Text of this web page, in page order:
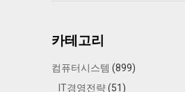
카테고리
컴퓨터시스템 (899)
IT경영전략(51)